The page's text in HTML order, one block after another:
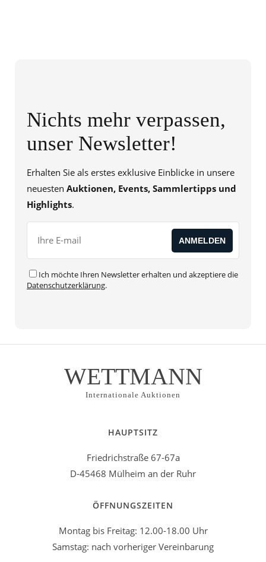
Nichts mehr verpassen,
unser Newsletter!
Erhalten Sie als erstes exklusive Einblicke in unsere
neuesten Auktionen, Events, Sammlertipps und
Highlights.
Ich möchte Ihren Newsletter erhalten und akzeptiere die
Datenschutzerklärung.
WETTMANN
Internationale Auktionen
HAUPTSITZ
Friedrichstraße 67-67a
D-45468 Mülheim an der Ruhr
ÖFFNUNGSZEITEN
Montag bis Freitag: 12.00-18.00 Uhr
Samstag: nach vorheriger Vereinbarung